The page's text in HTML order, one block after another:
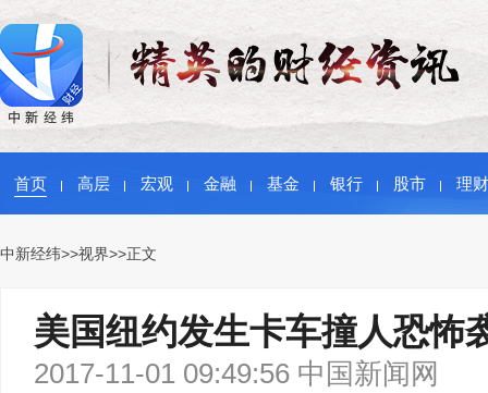
首页 高层 宏观 金融 基金 银行 股市 理财
中新经纬>>视界>>正文
美国纽约发生卡车撞人恐怖
2017-11-01 09:49:56 中国新闻网